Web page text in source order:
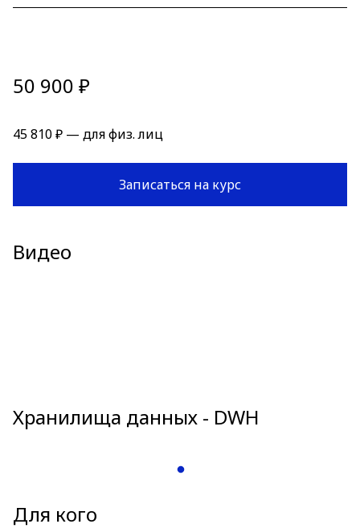
50 900 ₽
45 810 ₽ — для физ. лиц
Записаться на курс
Видео
Хранилища данных - DWH
Для кого